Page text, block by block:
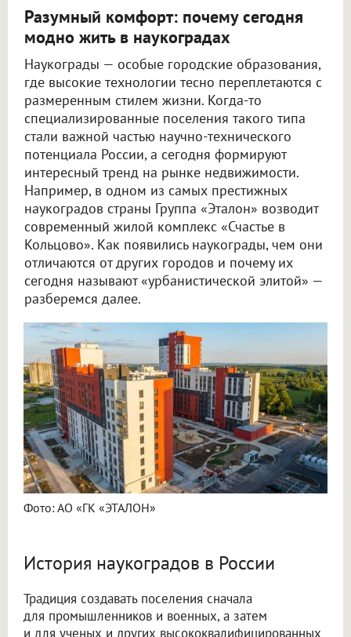
Разумный комфорт: почему сегодня
модно жить в наукоградах
Наукограды — особые городские образования,
где высокие технологии тесно переплетаются с
размеренным стилем жизни. Когда-то
специализированные поселения такого типа
стали важной частью научно-технического
потенциала России, а сегодня формируют
интересный тренд на рынке недвижимости.
Например, в одном из самых престижных
наукоградов страны Группа «Эталон» возводит
современный жилой комплекс «Счастье в
Кольцово». Как появились наукограды, чем они
отличаются от других городов и почему их
сегодня называют «урбанистической элитой» —
разберемся далее.
Фото: АО «ГК «ЭТАЛОН»
История наукоградов в России
Традиция создавать поселения сначала
для промышленников и военных, а затем
и для ученых и других высококвалифицированных